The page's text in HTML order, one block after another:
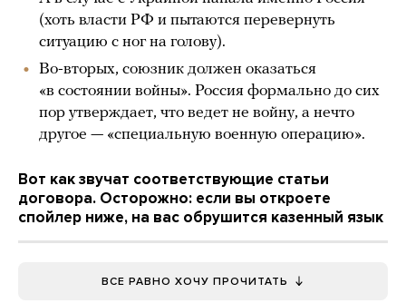
(хоть власти РФ и пытаются перевернуть
ситуацию с ног на голову).
Во-вторых, союзник должен оказаться
«в состоянии войны». Россия формально до сих
пор утверждает, что ведет не войну, а нечто
другое — «специальную военную операцию».
Вот как звучат соответствующие статьи
договора. Осторожно: если вы откроете
спойлер ниже, на вас обрушится казенный язык
ВСЕ РАВНО ХОЧУ ПРОЧИТАТЬ